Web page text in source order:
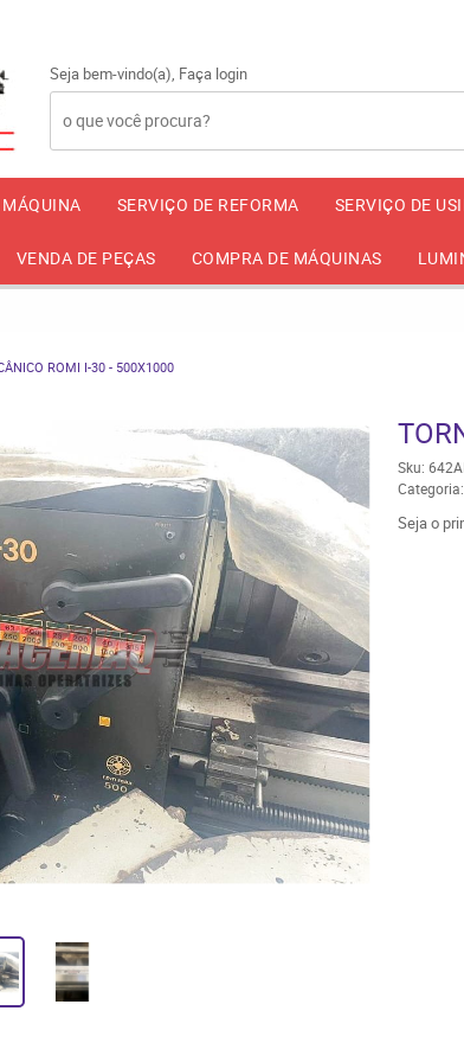
Seja bem-vindo(a), Faça login
SERVIÇO DE REFORMA SERVIÇO DE
VENDA DE PEÇAS COMPRA DE MÁQUINAS
ROMI I-30 - 500X1000
Sku:
Categoria:
Seja o